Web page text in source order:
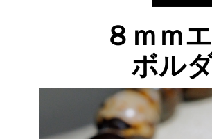
８ｍｍ
ボル